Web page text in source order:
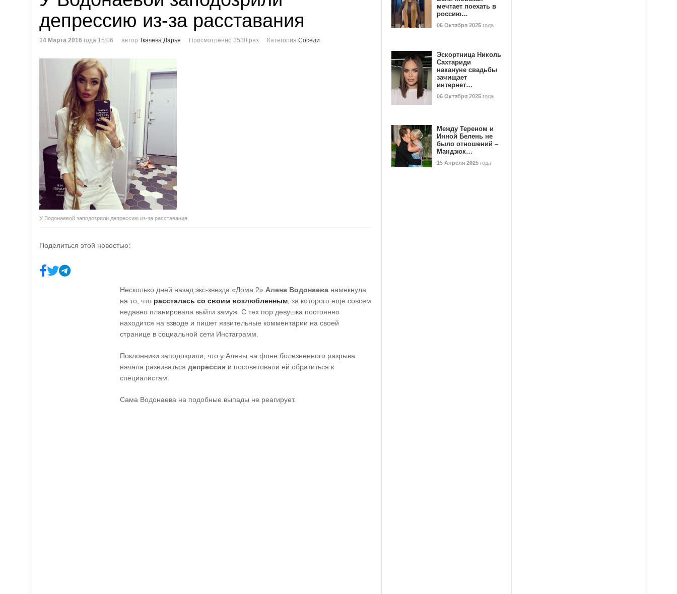
депрессию из-за расставания
14 Марта 2016 года 15:06 автор Ткачева Дарья Просмотренно 3530 раз Категория Соседи
У Водонаевой заподозрили депрессию из-за расставания
Поделиться этой новостью:
Несколько дней назад экс-звезда «Дома 2» Алена Водонаева намекнула
на то, что рассталась со своим возлюбленным , за которого еще совсем
недавно планировала выйти замуж. С тех пор девушка постоянно
находится на взводе и пишет язвительные комментарии на своей
странице в социальной сети Инстаграмм.
Поклонники заподозрили, что у Алены на фоне болезненного разрыва
начала развиваться депрессия и посоветовали ей обратиться к
специалистам.
Сама Водонаева на подобные выпады не реагирует.
мечтает поехать в
россию…
06 Октября 2025 года
Эскортница Николь
Сахтариди
накануне свадьбы
зачищает
интернет…
06 Октября 2025 года
Между Тереном и
Инной Белень не
было отношений –
Мандзюк…
15 Апреля 2025 года